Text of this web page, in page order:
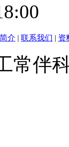
介 | 联系我们 | 资
常伴